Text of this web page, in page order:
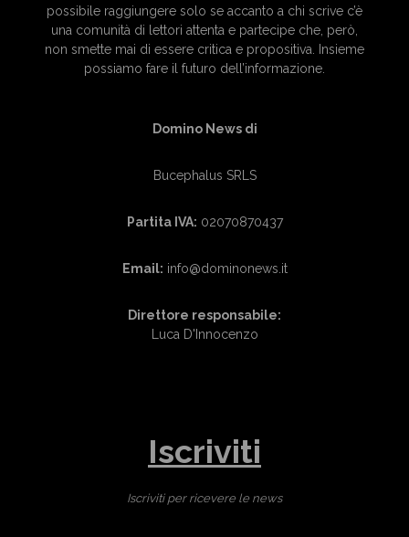
possibile raggiungere solo se accanto a chi scrive c’è
una comunità di lettori attenta e partecipe che, però,
non smette mai di essere critica e propositiva. Insieme
possiamo fare il futuro dell’informazione.
Domino News di
Bucephalus SRLS
Partita IVA: 02070870437
Email: info@dominonews.it
Direttore responsabile:
Luca D'Innocenzo
Iscriviti
Iscriviti per ricevere le news